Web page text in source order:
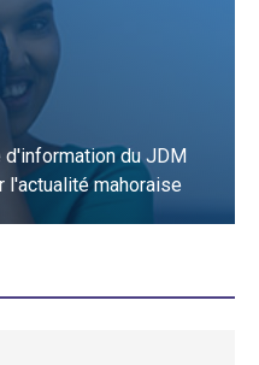
du JDM
l'actualité mahoraise